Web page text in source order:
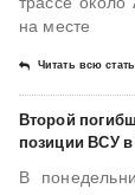
на месте
Читать всю
Второй
позиции ВСУ
В